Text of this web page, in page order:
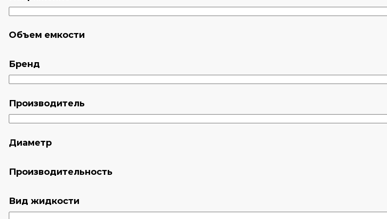
Объем емкости
Бренд
Производитель
Диаметр
Производительность
Вид жидкости